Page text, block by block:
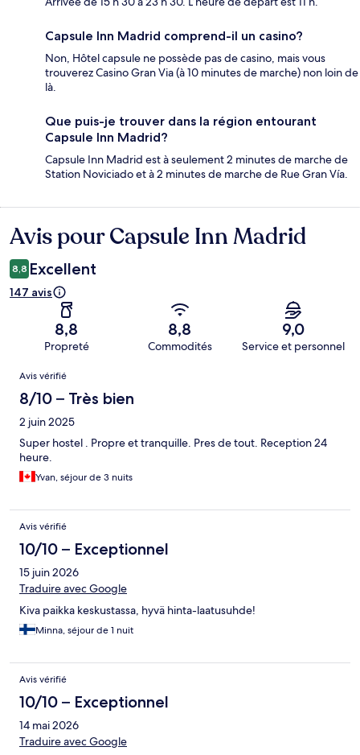
Capsule Inn Madrid comprend-il un casino?
Non, Hôtel capsule ne possède pas de casino, mais vous
trouverez Casino Gran Via (à 10 minutes de marche) non loin de
là.
Que puis-je trouver dans la région entourant
Capsule Inn Madrid?
Capsule Inn Madrid est à seulement 2 minutes de marche de
Station Noviciado et à 2 minutes de marche de Rue Gran Vía.
Avis
Avis pour Capsule Inn Madrid
8,8 Excellent
147 avis
8,8
Propreté
8,8
Commodités
9,0
Service et personnel
Avis
Avis vérifié
8/10 – Très bien
2 juin 2025
Super hostel . Propre et tranquille. Pres de tout. Reception 24
heure.
Yvan, séjour de 3 nuits
Avis vérifié
10/10 – Exceptionnel
15 juin 2026
Traduire avec Google
Kiva paikka keskustassa, hyvä hinta-laatusuhde!
Minna, séjour de 1 nuit
Avis vérifié
10/10 – Exceptionnel
14 mai 2026
Traduire avec Google